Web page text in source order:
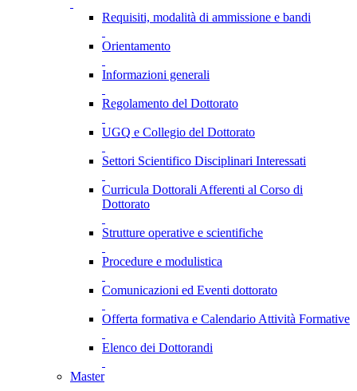
Requisiti, modalità di ammissione e bandi
Orientamento
Informazioni generali
Regolamento del Dottorato
UGQ e Collegio del Dottorato
Settori Scientifico Disciplinari Interessati
Curricula Dottorali Afferenti al Corso di
Dottorato
Strutture operative e scientifiche
Procedure e modulistica
Comunicazioni ed Eventi dottorato
Offerta formativa e Calendario Attività Formative
Elenco dei Dottorandi
Master